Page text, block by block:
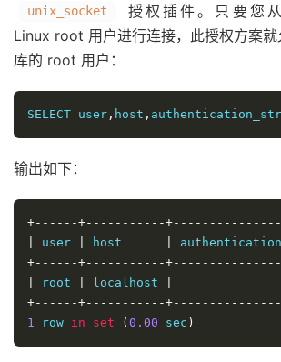
unix_socket
授权插件。只要您
Linux root 用户进行连接，此授权方案
库的 root 用户：
SELECT user , host ,
输出如下：
+------+-----------
user host
+------+-----------
root localhost
+------+-----------
1
row in set (0.00 sec )